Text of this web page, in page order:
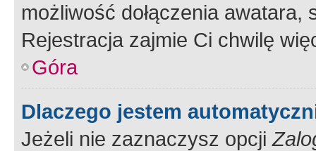
możliwość dołączenia
Rejestracja zajmie Ci chwilę
Góra
Dlaczego jestem
Jeżeli nie zaznaczysz opcji